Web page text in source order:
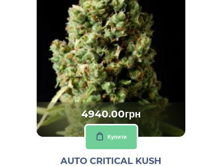
4940.00грн
Купити
AUTO CRITICAL KUSH